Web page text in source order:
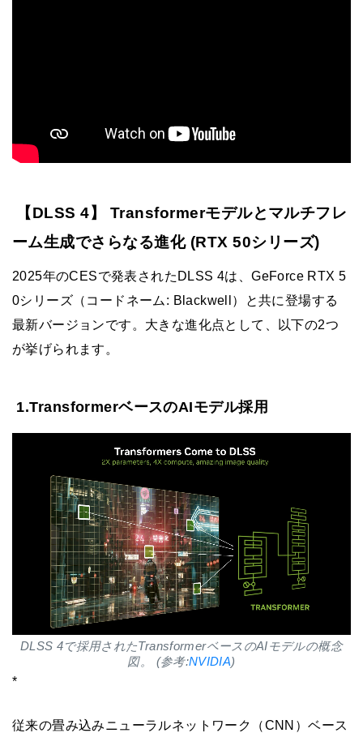
【DLSS 4】 Transformerモデルとマルチフレ
ーム生成でさらなる進化 (RTX 50シリーズ)
2025年のCESで発表されたDLSS 4は、GeForce RTX 5
0シリーズ（コードネーム: Blackwell）と共に登場する
最新バージョンです。大きな進化点として、以下の2つ
が挙げられます。
1.TransformerベースのAIモデル採用
DLSS 4で採用されたTransformerベースのAIモデルの概念
図。 (参考:NVIDIA)
*
従来の畳み込みニューラルネットワーク（CNN）ベース